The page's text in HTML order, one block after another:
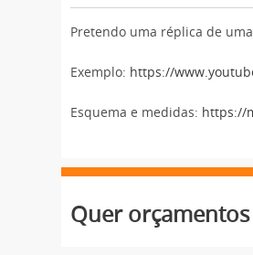
Pretendo uma réplica de
Exemplo: https://
Esquema e medidas: https://
Quer orçamentos